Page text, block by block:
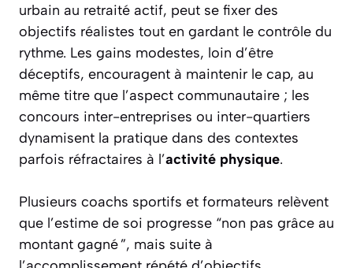
urbain au retraité actif, peut se fixer des
objectifs réalistes tout en gardant le contrôle du
rythme. Les gains modestes, loin d’être
déceptifs, encouragent à maintenir le cap, au
même titre que l’aspect communautaire ; les
concours inter-entreprises ou inter-quartiers
dynamisent la pratique dans des contextes
parfois réfractaires à l’activité physique.
Plusieurs coachs sportifs et formateurs relèvent
que l’estime de soi progresse “non pas grâce au
montant gagné ”, mais suite à